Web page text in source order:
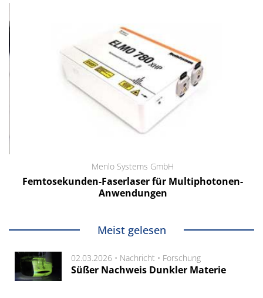
Menlo Systems GmbH
Femtosekunden-Faserlaser für Multiphotonen-
Anwendungen
Meist gelesen
02.03.2026 • Nachricht • Forschung
Süßer Nachweis Dunkler Materie